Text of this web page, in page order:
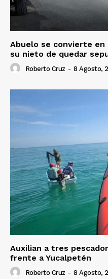
Abuelo se convierte en
su nieto de quedar
Roberto Cruz - 8 Agosto,
Auxilian a tres
frente a Yucalpetén
Roberto Cruz - 8 Agosto,